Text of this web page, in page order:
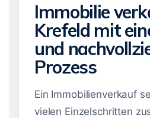
Immobilie
Krefeld mit
und
Prozess
Ein Immobilienverkauf
vielen Einzelschritten